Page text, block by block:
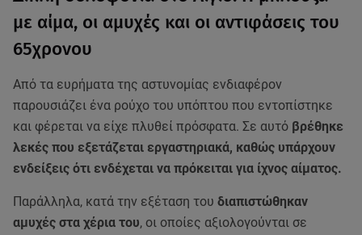
με αίμα, οι αμυχές και οι αντιφάσεις του
65χρονου
Από τα ευρήματα της αστυνομίας ενδιαφέρον
παρουσιάζει ένα ρούχο του υπόπτου που εντοπίστηκε
και φέρεται να είχε πλυθεί πρόσφατα. Σε αυτό βρέθηκε
λεκές που εξετάζεται εργαστηριακά, καθώς υπάρχουν
ενδείξεις ότι ενδέχεται να πρόκειται για ίχνος αίματος.
Παράλληλα, κατά την εξέταση του διαπιστώθηκαν
αμυχές στα χέρια του, οι οποίες αξιολογούνται σε